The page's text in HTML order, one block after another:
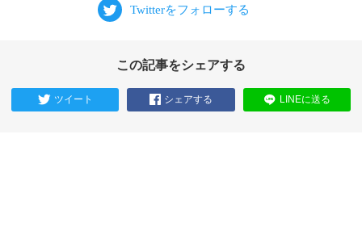
この記事をシェアする
ツイート シェアする LINEに送る